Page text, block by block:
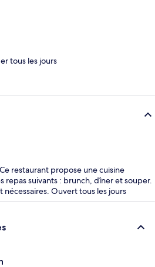
tous les jours
restaurant propose une cuisine
repas suivants : brunch, dîner et souper.
nécessaires. Ouvert tous les jours